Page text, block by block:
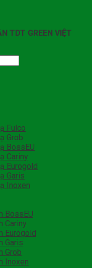
TDT GREEN VIỆT
Fulco
Grob
BossEU
Cariny
Eurogold
Garis
Inoxen
BossEU
Cariny
Eurogold
Garis
Grob
Inoxen